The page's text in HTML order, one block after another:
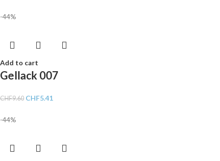
-44%
Add to cart
Gellack 007
CHF9.60 CHF5.41
-44%